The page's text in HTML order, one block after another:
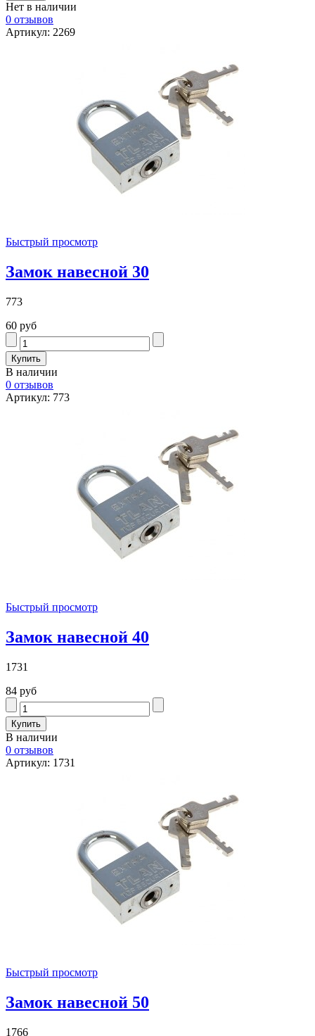
Нет в наличии
0 отзывов
Артикул: 2269
Быстрый просмотр
Замок навесной 30
773
60 руб
В наличии
0 отзывов
Артикул: 773
Быстрый просмотр
Замок навесной 40
1731
84 руб
В наличии
0 отзывов
Артикул: 1731
Быстрый просмотр
Замок навесной 50
1766